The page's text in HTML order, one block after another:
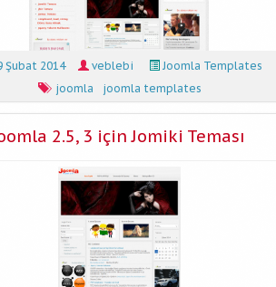
Şubat 2014 veblebi
Joomla Templates
joomla
joomla templates
2.5, 3 için Jomiki Teması